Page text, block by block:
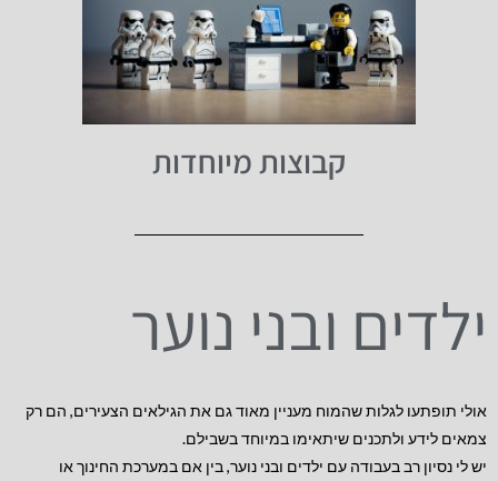
קבוצות מיוחדות
ילדים ובני נוער
אולי תופתעו לגלות שהמוח מעניין מאוד גם את הגילאים הצעירים, הם רק
צמאים לידע ולתכנים שיתאימו במיוחד בשבילם.
יש לי נסיון רב בעבודה עם ילדים ובני נוער, בין אם במערכת החינוך או